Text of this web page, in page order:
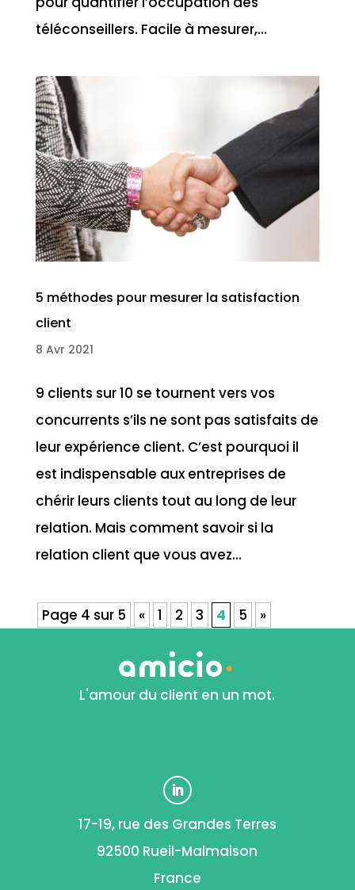
téléconseillers. Facile à mesurer,...
5 méthodes pour mesurer la satisfaction
client
8 Avr 2021
9 clients sur 10 se tournent vers vos
concurrents s’ils ne sont pas satisfaits de
leur expérience client. C’est pourquoi il
est indispensable aux entreprises de
chérir leurs clients tout au long de leur
relation. Mais comment savoir si la
relation client que vous avez...
Page 4 sur 5 « 1 2 3 4 5 »
L'amour du client en un mot.
17-19, rue des Grandes Terres
92500 Rueil-Malmaison
France